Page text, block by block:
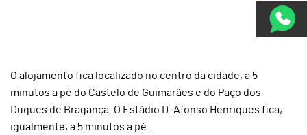
O alojamento fica localizado no centro da cidade, a 5
minutos a pé do Castelo de Guimarães e do Paço dos
Duques de Bragança. O Estádio D. Afonso Henriques fica,
igualmente, a 5 minutos a pé.